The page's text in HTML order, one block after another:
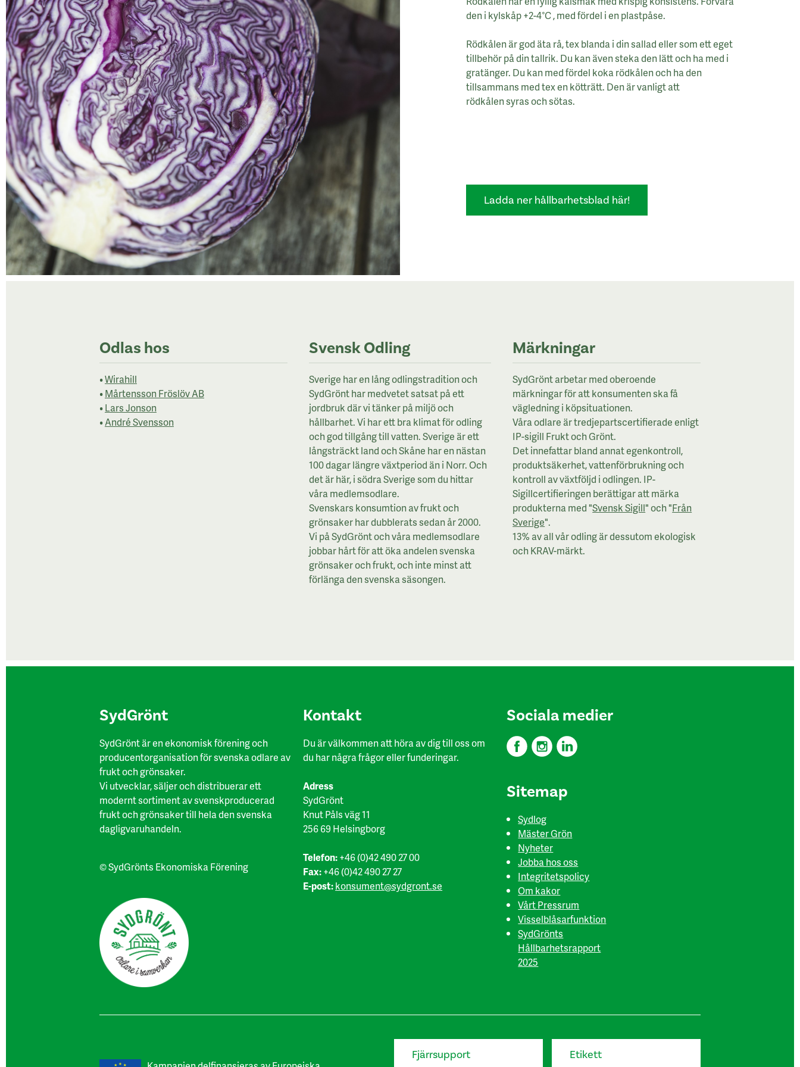
den i kylskåp +2-4°C , med fördel i en plastpåse.
Rödkålen är god äta rå, tex blanda i din sallad eller som ett eget
tillbehör på din tallrik. Du kan även steka den lätt och ha med i
gratänger. Du kan med fördel koka rödkålen och ha den
tillsammans med tex en kötträtt. Den är vanligt att
rödkålen syras och sötas.
Ladda ner hållbarhetsblad här!
Odlas hos
•Wirahill
•Mårtensson Fröslöv AB
•Lars Jonson
•André Svensson
Svensk Odling
Sverige har en lång odlingstradition och
SydGrönt har medvetet satsat på ett
jordbruk där vi tänker på miljö och
hållbarhet. Vi har ett bra klimat för odling
och god tillgång till vatten. Sverige är ett
långsträckt land och Skåne har en nästan
100 dagar längre växtperiod än i Norr. Och
det är här, i södra Sverige som du hittar
våra medlemsodlare.
Svenskars konsumtion av frukt och
grönsaker har dubblerats sedan år 2000.
Vi på SydGrönt och våra medlemsodlare
jobbar hårt för att öka andelen svenska
grönsaker och frukt, och inte minst att
förlänga den svenska säsongen.
Märkningar
SydGrönt arbetar med oberoende
märkningar för att konsumenten ska få
vägledning i köpsituationen.
Våra odlare är tredjepartscertifierade enligt
IP-sigill Frukt och Grönt.
Det innefattar bland annat egenkontroll,
produktsäkerhet, vattenförbrukning och
kontroll av växtföljd i odlingen. IP-
Sigillcertifieringen berättigar att märka
produkterna med "Svensk Sigill" och "Från
Sverige".
13% av all vår odling är dessutom ekologisk
och KRAV-märkt.
SydGrönt
SydGrönt är en ekonomisk förening och
producentorganisation för svenska odlare av
frukt och grönsaker.
Vi utvecklar, säljer och distribuerar ett
modernt sortiment av svenskproducerad
frukt och grönsaker till hela den svenska
dagligvaruhandeln.
© SydGrönts Ekonomiska Förening
Kon​takt
Du är välkommen att höra av dig till oss om
du har några frågor eller funderingar.
Adress
SydGrönt
Knut Påls väg 11
256 69 Helsingborg
Telefon:+46 (0)42 490 27 00
Fax:+46 (0)42 490 27 27
E-post:konsument@sydgront.se
Sociala medier
Sitemap
Sydlog
Mäster Grön
Nyheter
Jobba hos oss
Integritetspolicy
Om kakor
Vårt Pressrum
Visselblåsarfunktion
SydGrönts
Hållbarhetsrapport
2025
Fjärrsupport Etikett